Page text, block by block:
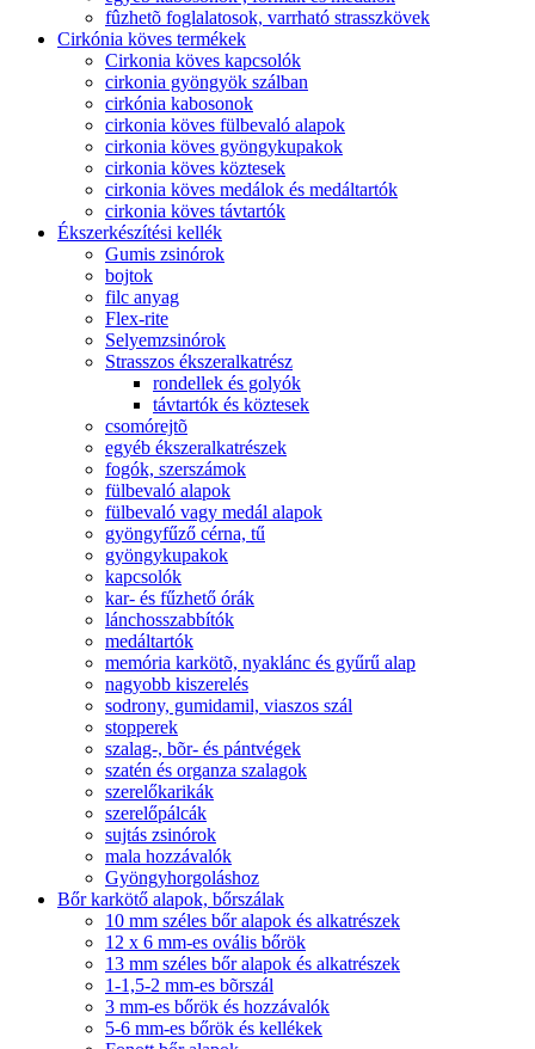
fûzhetõ foglalatosok, varrható strasszkövek
Cirkónia köves termékek
Cirkonia köves kapcsolók
cirkonia gyöngyök szálban
cirkónia kabosonok
cirkonia köves fülbevaló alapok
cirkonia köves gyöngykupakok
cirkonia köves köztesek
cirkonia köves medálok és medáltartók
cirkonia köves távtartók
Ékszerkészítési kellék
Gumis zsinórok
bojtok
filc anyag
Flex-rite
Selyemzsinórok
Strasszos ékszeralkatrész
rondellek és golyók
távtartók és köztesek
csomórejtõ
egyéb ékszeralkatrészek
fogók, szerszámok
fülbevaló alapok
fülbevaló vagy medál alapok
gyöngyfűző cérna, tű
gyöngykupakok
kapcsolók
kar- és fűzhető órák
lánchosszabbítók
medáltartók
memória karkötõ, nyaklánc és gyűrű alap
nagyobb kiszerelés
sodrony, gumidamil, viaszos szál
stopperek
szalag-, bõr- és pántvégek
szatén és organza szalagok
szerelőkarikák
szerelőpálcák
sujtás zsinórok
mala hozzávalók
Gyöngyhorgoláshoz
Bőr karkötő alapok, bőrszálak
10 mm széles bőr alapok és alkatrészek
12 x 6 mm-es ovális bőrök
13 mm széles bőr alapok és alkatrészek
1-1,5-2 mm-es bõrszál
3 mm-es bőrök és hozzávalók
5-6 mm-es bőrök és kellékek